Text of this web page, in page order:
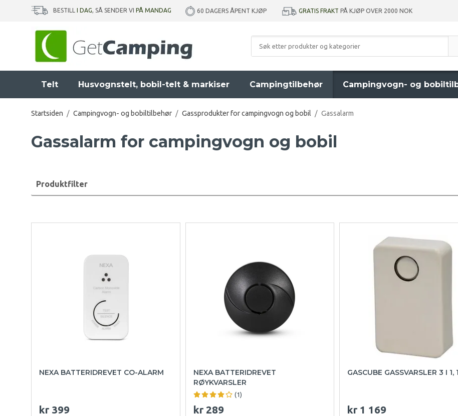
BESTILL I DAG, SÅ SENDER VI PÅ MANDAG 60 DAGERS ÅPENT KJØP GRATIS FRAKT PÅ KJØP OVER 2000 NOK
Telt Husvognstelt, bobil-telt & markiser Campingtilbehør Campingvogn- og
Startsiden / Campingvogn- og bobiltilbehør / Gassprodukter for campingvogn og bobil / Gassalarm
Gassalarm for campingvogn og bobil
Produktfilter
NEXA BATTERIDREVET CO-ALARM
kr 399
NEXA BATTERIDREVET
RØYKVARSLER
(1)
kr 289
GASCUBE GASSVARSLER 3 I 1,
kr 1 169